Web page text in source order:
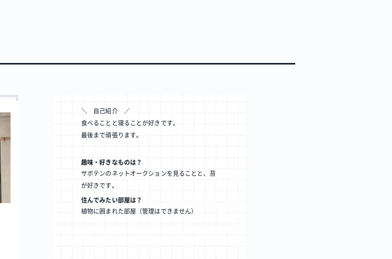
＼ 自己紹介 ／
食べることと寝ることが好きです。
最後まで頑張ります。
趣味・好きなものは？
サボテンのネットオークションを見ることと、苔
が好きです。
住んでみたい部屋は？
植物に囲まれた部屋（管理はできません）